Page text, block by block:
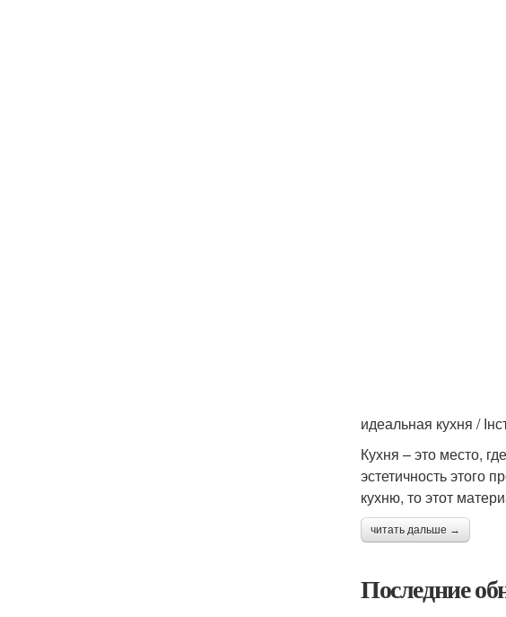
идеальная кухня /
Кухня – это место,
эстетичность этого
кухню, то этот
читать дальше →
Последние